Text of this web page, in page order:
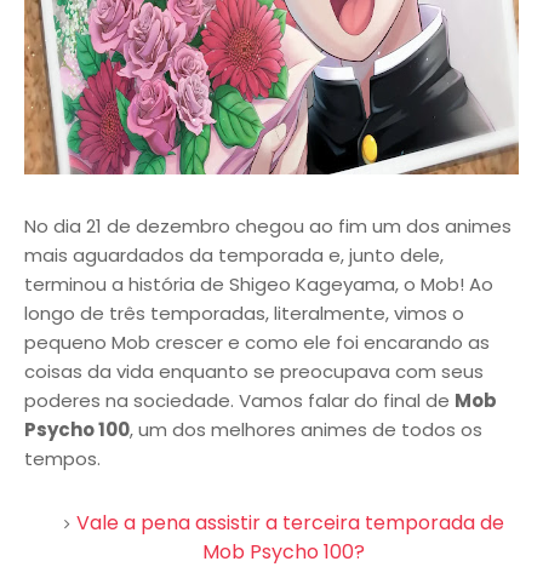
No dia 21 de dezembro chegou ao fim um dos animes
mais aguardados da temporada e, junto dele,
terminou a história de Shigeo Kageyama, o Mob! Ao
longo de três temporadas, literalmente, vimos o
pequeno Mob crescer e como ele foi encarando as
coisas da vida enquanto se preocupava com seus
poderes na sociedade. Vamos falar do final de Mob
Psycho 100, um dos melhores animes de todos os
tempos.
Vale a pena assistir a terceira temporada de
Mob Psycho 100?